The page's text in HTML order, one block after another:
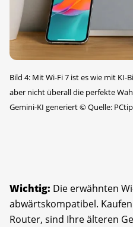
Bild 4: Mit Wi-Fi 7 ist es wie mit KI-
aber nicht überall die perfekte
Gemini-KI generiert©Quelle:
Wichtig: Die erwähnten
abwärtskompatibel.
Router, sind Ihre älteren